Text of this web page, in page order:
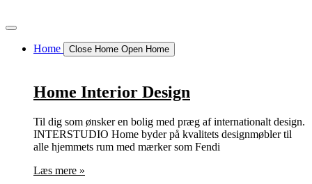
til
Home
Close Home Open Home
Home Interior Design
Til dig som ønsker en bolig med præg af internationalt design.
INTERSTUDIO Home byder på kvalitets designmøbler til
alle hjemmets rum med mærker som Fendi
Læs mere »